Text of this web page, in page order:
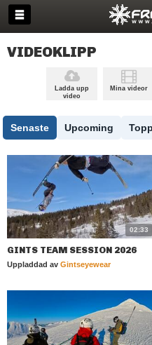
VIDEOKLIPP
Ladda upp
video
Mina videor
Senaste Upcoming
02:33
GINTS TEAM SESSION 2026
Uppladdad av Gintseyewear